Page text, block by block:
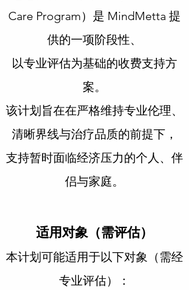
Care Program）是 MindMetta 提
供的一项阶段性、
以专业评估为基础的收费支持方
案。
该计划旨在在严格维持专业伦理、
清晰界线与治疗品质的前提下，
支持暂时面临经济压力的个人、伴
侣与家庭。
适用对象（需评估）
本计划可能适用于以下对象（需经
专业评估）：